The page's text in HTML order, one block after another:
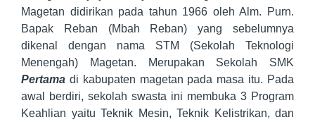
Magetan didirikan pada tahun 1966 oleh Alm. Purn.
Bapak Reban (Mbah Reban) yang sebelumnya
dikenal dengan nama STM (Sekolah Teknologi
Menengah) Magetan. Merupakan Sekolah SMK
Pertama di kabupaten magetan pada masa itu. Pada
awal berdiri, sekolah swasta ini membuka 3 Program
Keahlian yaitu Teknik Mesin, Teknik Kelistrikan, dan